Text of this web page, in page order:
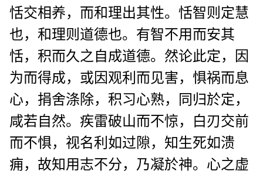
恬交相养，而和理出其性。恬智则定慧
也，和理则道德也。有智不用而安其
恬，积而久之自成道德。然论此定，因
为而得成，或因观利而见害，惧祸而息
心，捐舍涤除，积习心熟，同归於定，
咸若自然。疾雷破山而不惊，白刃交前
而不惧，视名利如过隙，知生死如溃
痈，故知用志不分，乃凝於神。心之虚